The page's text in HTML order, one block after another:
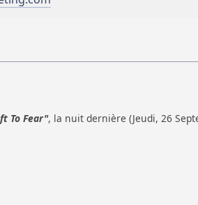
To Fear", la nuit dernière (Jeudi, 26